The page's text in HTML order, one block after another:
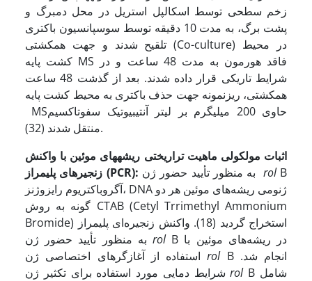
زخم سطحی توسط اسکالپل استریل در محل دمبرگ و
پشت برگ، به مدت 10 دقیقه توسط سوسپانسیون باکتری
تلقیح شدند و جهت هم­کشتی (Co-culture) در محیط
کشت پایه MS فاقد هورمون به مدت 48 ساعت و در
شرایط تاریکی قرار داده شدند. بعد از گذشت 48 ساعت
هم­کشتی، ریزنمونه جهت حذف باکتری به محیط کشت پایه
MSحاوی 200 میلی­گرم بر لیتر آنتی­بیوتیک سفوتاکسیم
منتقل شدند (32).
اثبات مولکولی ماهیت تراریختی ریشه­های موئین با واکنش
(PCR): rol B
آگروباکتریوم رایزوژنز، DNA ژنومی ریشه‌های موئین هر دو
گونه به روش CTAB (Cetyl Trrimethyl Ammonium
Bromide) استخراج گردید
(18). واکنش زنجیره‌ای پلیمراز
به منظور تأیید حضور ژنrolB در ریشه‌های موئین با
استفاده از آغازگرهای اختصاصی ژنrolB انجام شد.
شرایط دمایی مورد استفاده برای تکثیر ژنrol B شامل